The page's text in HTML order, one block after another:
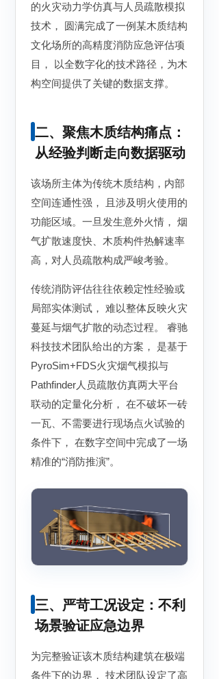
的火灾动力学仿真与人员疏散模拟
技术， 圆满完成了一例某木质结构
文化场所的高精度消防应急评估项
目， 以全数字化的技术路径，为木
构空间提供了关键的数据支撑。
二、聚焦木质结构痛点：
从经验判断走向数据驱动
该场所主体为传统木质结构，内部
空间连通性强， 且涉及明火使用的
功能区域。一旦发生意外火情， 烟
气扩散速度快、木质构件热解速率
高，对人员疏散构成严峻考验。
传统消防评估往往依赖定性经验或
局部实体测试， 难以整体反映火灾
蔓延与烟气扩散的动态过程。 睿驰
科技技术团队给出的方案， 是基于
PyroSim+FDS火灾烟气模拟与
Pathfinder人员疏散仿真两大平台
联动的定量化分析， 在不破坏一砖
一瓦、不需要进行现场点火试验的
条件下， 在数字空间中完成了一场
精准的“消防推演”。
三、严苛工况设定：不利
场景验证应急边界
为完整验证该木质结构建筑在极端
条件下的边界， 技术团队设定了高